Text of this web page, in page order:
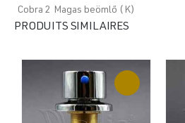
Cobra 2 Magas beömlő (K)
PRODUITS SIMILAIRES